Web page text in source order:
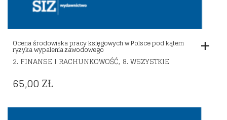
Ocena środowiska pracy księgowych w Polsce pod kątem
ryzyka wypalenia zawodowego
2. FINANSE I RACHUNKOWOŚĆ, 8. WSZYSTKIE
65,00ZŁ